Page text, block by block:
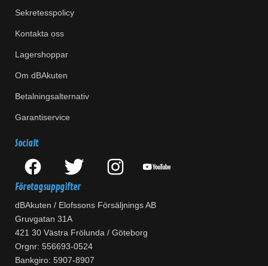
Sekretesspolicy
Kontakta oss
Lagershoppar
Om dBAkuten
Betalningsalternativ
Garantiservice
Socialt
Företagsuppgifter
dBAkuten / Elofssons Försäljnings AB
Gruvgatan 31A
421 30 Västra Frölunda / Göteborg
Orgnr: 556693-0524
Bankgiro: 5907-8907